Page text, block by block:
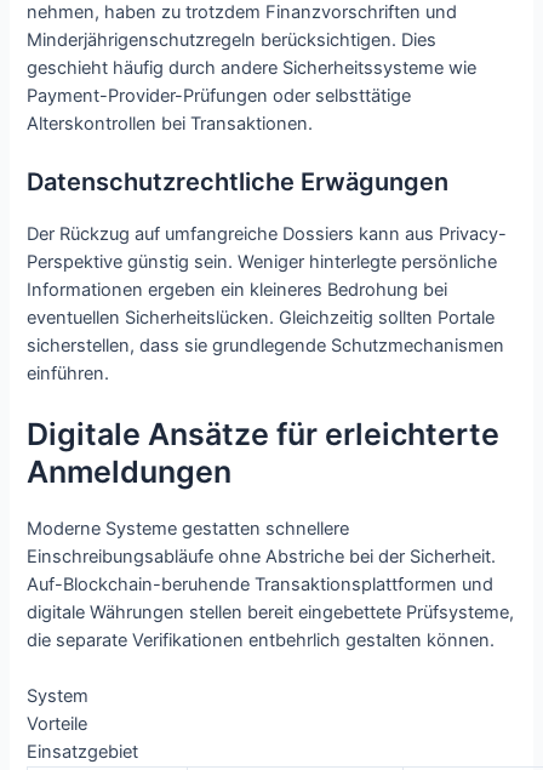
nehmen, haben zu trotzdem Finanzvorschriften und
Minderjährigenschutzregeln berücksichtigen. Dies
geschieht häufig durch andere Sicherheitssysteme wie
Payment-Provider-Prüfungen oder selbsttätige
Alterskontrollen bei Transaktionen.
Datenschutzrechtliche Erwägungen
Der Rückzug auf umfangreiche Dossiers kann aus Privacy-
Perspektive günstig sein. Weniger hinterlegte persönliche
Informationen ergeben ein kleineres Bedrohung bei
eventuellen Sicherheitslücken. Gleichzeitig sollten Portale
sicherstellen, dass sie grundlegende Schutzmechanismen
einführen.
Digitale Ansätze für erleichterte
Anmeldungen
Moderne Systeme gestatten schnellere
Einschreibungsabläufe ohne Abstriche bei der Sicherheit.
Auf-Blockchain-beruhende Transaktionsplattformen und
digitale Währungen stellen bereit eingebettete Prüfsysteme,
die separate Verifikationen entbehrlich gestalten können.
System
Vorteile
Einsatzgebiet